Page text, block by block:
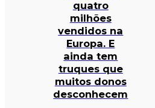
quatro
milhões
vendidos na
Europa. E
ainda tem
truques que
muitos donos
desconhecem